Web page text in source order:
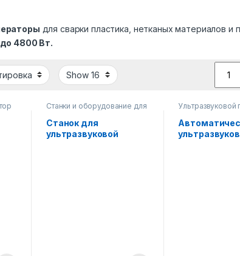
для сварки пластика, нетканых материалов и
4800 Вт.
Станки и оборудование для
ультразвуковой сварки
Ультразвуковой генератор
для сварки пластика и
нетканых материалов 15–40
Станок для
ультразвуковой
Ультразвуковой
для сварки
нетканых
кГц